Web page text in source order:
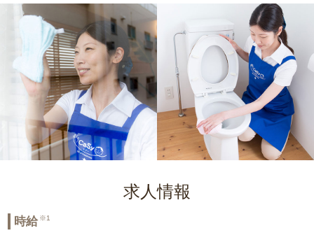
求人情報
時給 ※1